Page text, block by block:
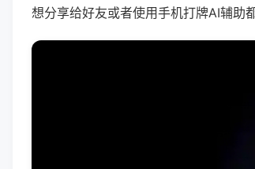
想分享给好友或者使用手机打牌AI辅助